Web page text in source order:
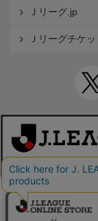
Ｊリーグ.jp
Ｊリーグチケッ
本サイトで使用し
© JAPAN